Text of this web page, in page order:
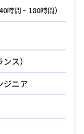
験
ョブ実装＆試
の設計＆構築経
可）
、Windo
Apache/Tomc
JP1/AJS、Intr
時間 ~ 180時間）
ス）
ジニア